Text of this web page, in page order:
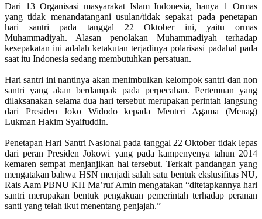
Dari 13 Organisasi masyarakat Islam Indonesia, hanya 1 Ormas
yang tidak menandatangani usulan/tidak sepakat pada penetapan
hari santri pada tanggal 22 Oktober ini, yaitu ormas
Muhammadiyah. Alasan penolakan Muhammadiyah terhadap
kesepakatan ini adalah ketakutan terjadinya polarisasi padahal pada
saat itu Indonesia sedang membutuhkan persatuan.
Hari santri ini nantinya akan menimbulkan kelompok santri dan non
santri yang akan berdampak pada perpecahan. Pertemuan yang
dilaksanakan selama dua hari tersebut merupakan perintah langsung
dari Presiden Joko Widodo kepada Menteri Agama (Menag)
Lukman Hakim Syaifuddin.
Penetapan Hari Santri Nasional pada tanggal 22 Oktober tidak lepas
dari peran Presiden Jokowi yang pada kampenyenya tahun 2014
kemaren sempat menjanjikan hal tersebut. Terkait pandangan yang
mengatakan bahwa HSN menjadi salah satu bentuk ekslusifitas NU,
Rais Aam PBNU KH Ma’ruf Amin mengatakan “ditetapkannya hari
santri merupakan bentuk pengakuan pemerintah terhadap peranan
santi yang telah ikut menentang penjajah.”